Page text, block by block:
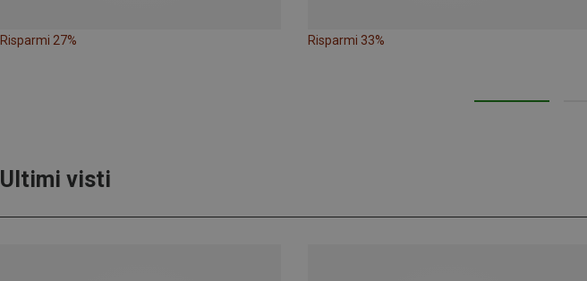
Risparmi 27% Risparmi 33%
Ultimi visti